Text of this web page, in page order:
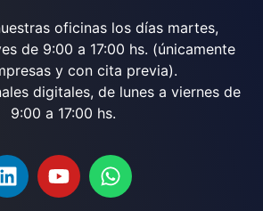
oficinas los días martes,
de 9:00 a 17:00 hs. (únicamente
y con cita previa).
digitales, de lunes a viernes de
9:00 a 17:00 hs.